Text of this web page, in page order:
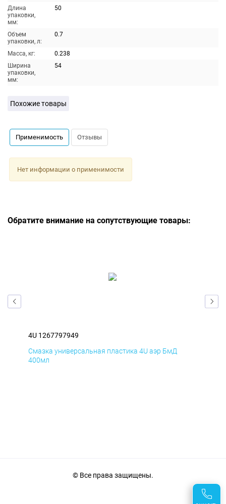
Длина
упаковки,
мм:
50
Объем
упаковки, л:
0.7
Масса, кг:
0.238
Ширина
упаковки,
мм:
54
Похожие товары
Применимость Отзывы
Нет информации о применимости
Обратите внимание на сопутствующие товары:
4U 1267797949
Смазка универсальная пластика 4U аэр БмД
400мл
© Все права защищены.